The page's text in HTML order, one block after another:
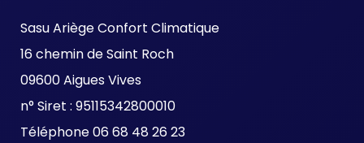
Sasu Ariège Confort Climatique
16 chemin de Saint Roch
09600 Aigues Vives
n° Siret : 95115342800010
Téléphone 06 68 48 26 23